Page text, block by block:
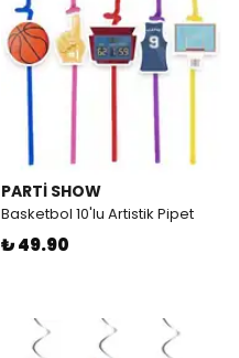
PARTİ SHOW
Basketbol 10'lu Artistik Pipet
₺ 49.90